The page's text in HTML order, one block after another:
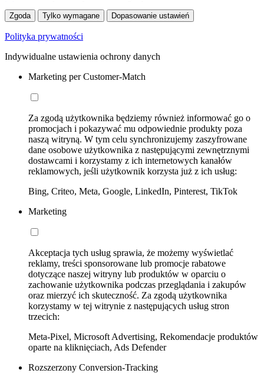
Zgoda Tylko wymagane Dopasowanie ustawień
Polityka prywatności
Indywidualne ustawienia ochrony danych
Marketing per Customer-Match
Za zgodą użytkownika będziemy również informować go o
promocjach i pokazywać mu odpowiednie produkty poza
naszą witryną. W tym celu synchronizujemy zaszyfrowane
dane osobowe użytkownika z następującymi zewnętrznymi
dostawcami i korzystamy z ich internetowych kanałów
reklamowych, jeśli użytkownik korzysta już z ich usług:
Bing, Criteo, Meta, Google, LinkedIn, Pinterest, TikTok
Marketing
Akceptacja tych usług sprawia, że możemy wyświetlać
reklamy, treści sponsorowane lub promocje rabatowe
dotyczące naszej witryny lub produktów w oparciu o
zachowanie użytkownika podczas przeglądania i zakupów
oraz mierzyć ich skuteczność. Za zgodą użytkownika
korzystamy w tej witrynie z następujących usług stron
trzecich:
Meta-Pixel, Microsoft Advertising, Rekomendacje produktów
oparte na kliknięciach, Ads Defender
Rozszerzony Conversion-Tracking